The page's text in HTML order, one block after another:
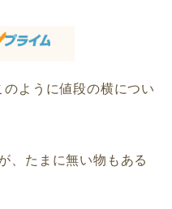
ように値段の横につい
、たまに無い物もある